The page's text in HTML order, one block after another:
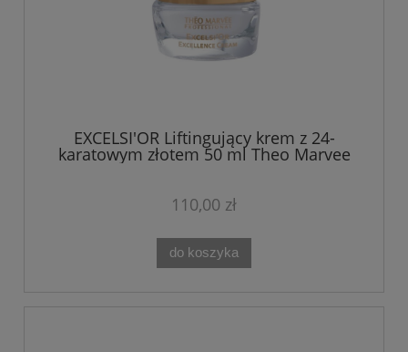
EXCELSI'OR Liftingujący krem z 24-
karatowym złotem 50 ml Theo Marvee
110,00 zł
do koszyka